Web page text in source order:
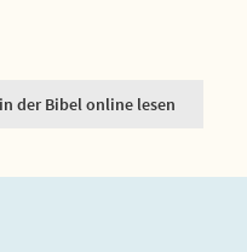
der Bibel online lesen